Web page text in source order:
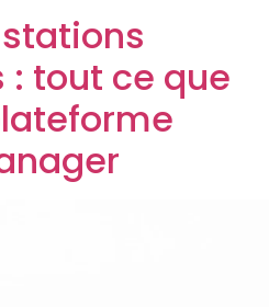
stations
tout ce que